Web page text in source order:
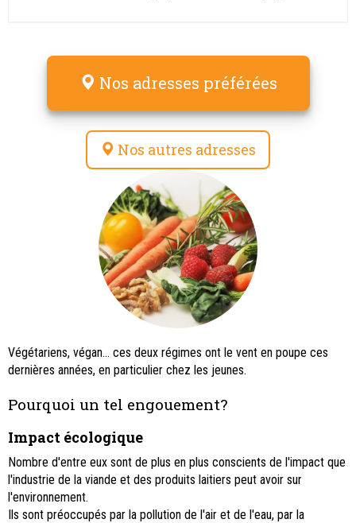
Nos adresses préférées
Nos autres adresses
Végétariens, végan... ces deux régimes ont le vent en poupe ces
dernières années, en particulier chez les jeunes.
Pourquoi un tel engouement?
Impact écologique
Nombre d'entre eux sont de plus en plus conscients de l'impact que
l'industrie de la viande et des produits laitiers peut avoir sur
l'environnement.
Ils sont préoccupés par la pollution de l'air et de l'eau, par la